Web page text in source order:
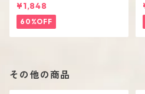
¥1,848
60%OFF
その他の商品